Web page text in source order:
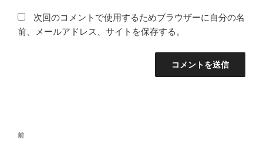
次回のコメントで使用するためブラウザーに自分の名
前、メールアドレス、サイトを保存する。
投
前
前